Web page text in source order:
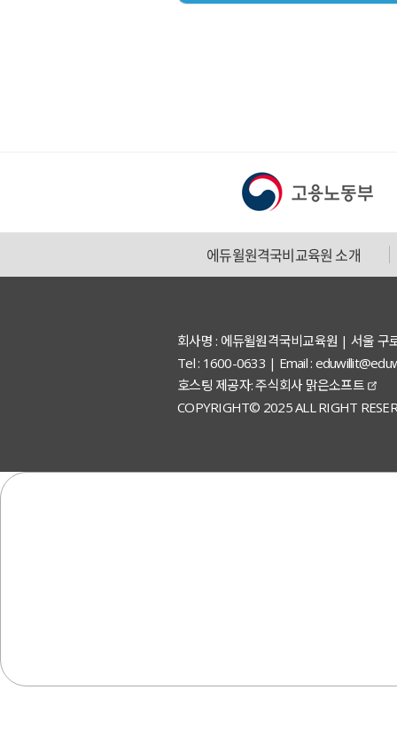
에듀윌원격국비교육원 소개
회사명 : 에듀윌원격국비교육원 | 서울
Tel : 1600-0633 | Email :
호스팅 제공자: 주식회사 맑은소프트
COPYRIGHT© 2025 ALL RIGHT